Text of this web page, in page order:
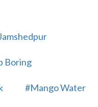
Boring
#Mango Water